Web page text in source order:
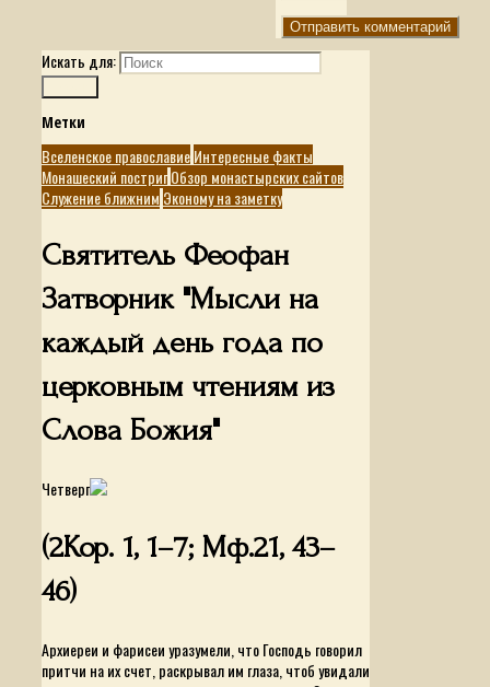
Искать для:
Метки
Вселенское православиеИнтересные факты
Монашеский постригОбзор монастырских сайтов
Служение ближним Эконому на заметку
Святитель Феофан
Затворник "Мысли на
каждый день года по
церковным чтениям из
Слова Божия"
Четверг
(2Кор. 1, 1–7; Мф.21, 43–
46)
Архиереи и фарисеи уразумели, что Господь говорил
притчи на их счет, раскрывал им глаза, чтоб увидали